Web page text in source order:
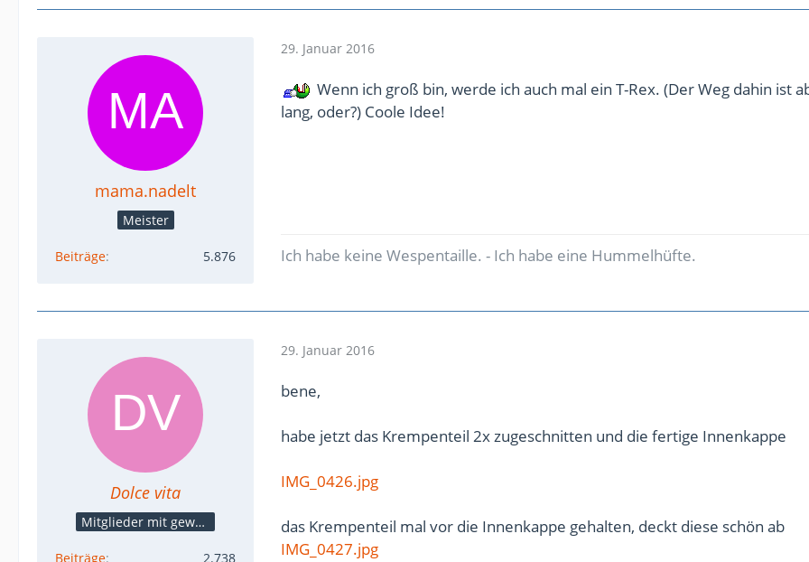
mama.nadelt
Meister
Beiträge 5.876
29. Januar 2016
Wenn ich groß bin, werde ich auch mal ein T-Rex. (Der Weg dahin ist
lang, oder?) Coole Idee!
Ich habe keine Wespentaille. - Ich habe eine Hummelhüfte.
Dolce vita
Mitglieder mit gewerblicher Verbindung, auch als Mitarbeiter/in
Beiträge
2.738
29. Januar 2016
bene,
habe jetzt das Krempenteil 2x zugeschnitten und die fertige Innenkappe
IMG_0426.jpg
das Krempenteil mal vor die Innenkappe gehalten, deckt diese schön ab
IMG_0427.jpg